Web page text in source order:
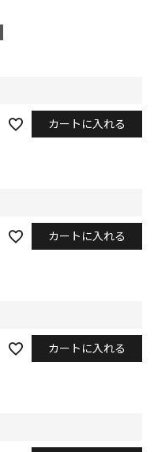
カートに入れる
カートに入れる
カートに入れる